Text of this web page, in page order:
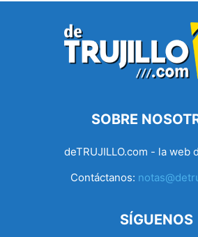
SOBRE
deTRUJILLO.com - la web
Contáctanos:
SÍGUENOS